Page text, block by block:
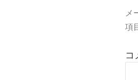
メ
項
コ